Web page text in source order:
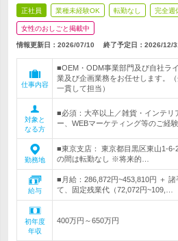
正社員 業種未経験OK 転勤なし 完全週
女性のおしごと掲載中
情報更新日：2026/07/10 終了予定日： 2026/12/
仕事内容
■OEM・ODM事業部門及び自社ラ
業及び企画業務をお任せします。
一貫して担当）
対象と
なる方
■必須：大卒以上／雑貨・インテリ
ー、WEBマーケティング等のご経
勤務地
■東京支店： 東京都目黒区東山1-
の間は転勤なし ※将来的…
給与
■月給：286,872円~453,810円 ＋
て、固定残業代（72,072円~109,…
初年度
年収
400万円～650万円